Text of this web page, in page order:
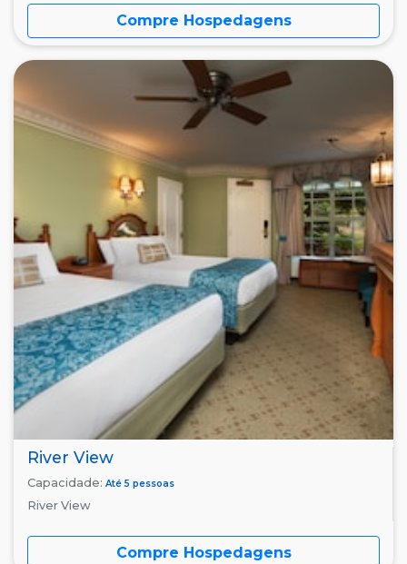
Compre Hospedagens
River View
Capacidade: Até 5 pessoas
River View
Compre Hospedagens